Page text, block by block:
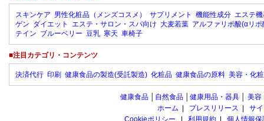
スキンケア 男性化粧品（メンズコスメ） サプリメント 機能性成分 エステ
ゲン ダイエット エステ・サロン・スパ向け 大麦若葉 アルファリポ酸(αリポ
テイン ブルーベリー 豆乳 寒天 車椅子
■注目カテゴリ・コンテンツ
決済代行 印刷 健康食品の製造(受託製造) 化粧品 健康食品の原料 美容・化
健康食品 自然食品 健康用品・器具 美容
ホーム
プレスリリース
サ
Cookieポリシー
利用規約 個人情報